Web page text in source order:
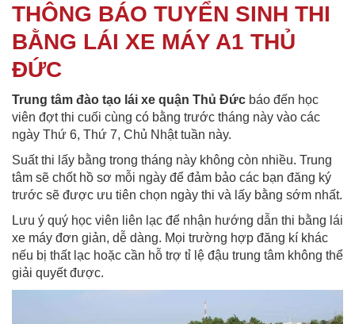
THÔNG BÁO TUYỂN SINH THI
BẰNG LÁI XE MÁY A1 THỦ
ĐỨC
Trung tâm đào tạo lái xe quận Thủ Đức báo đến học
viên đợt thi cuối cùng có bằng trước tháng này vào các
ngày Thứ 6, Thứ 7, Chủ Nhật tuần này.
Suất thi lấy bằng trong tháng này không còn nhiều. Trung
tâm sẽ chốt hồ sơ mỗi ngày để đảm bảo các bạn đăng ký
trước sẽ được ưu tiên chọn ngày thi và lấy bằng sớm nhất.
Lưu ý quý học viên liên lạc để nhận hướng dẫn thi bằng lái
xe máy đơn giản, dễ dàng. Mọi trường hợp đăng kí khác
nếu bị thất lạc hoặc cần hỗ trợ tỉ lệ đậu trung tâm không thể
giải quyết được.